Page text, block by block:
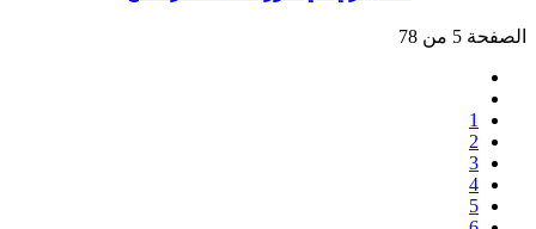
الصفحة 5 من 78
1
2
3
4
5